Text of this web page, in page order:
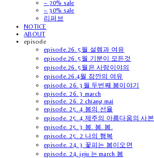
~ 70% sale
~ 30% sale
리퍼브
NOTICE
ABOUT
episode
episode.26. 5월 설렘과 여유
episode.26. 5월 기분이 모든것
episode.26. 5월은 사랑이야의
episode.26.4월 잠깐의 여유
episode. 26. 3월 두번째 봄이야기
episode. 26. 3 march
episode. 26. 2 chiang mai
episode. 25. 4 봄의 선율
episode. 25. 4 제주의 아름다움의 사본
episode. 25. 3 봄. 봄. 봄.
episode. 25. 2 나의 행복
episode. 24. 3 꽃피는 봄이오면
episode. 24. jeju 는 march 봄